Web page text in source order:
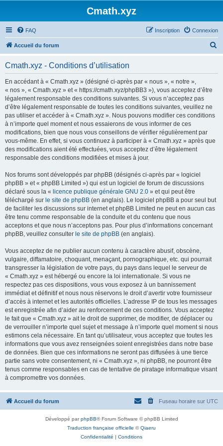
Cmath.xyz
FAQ Connexion
Inscription
Accueil du forum
Cmath.xyz - Conditions d’utilisation
En accédant à « Cmath.xyz » (désigné ci-après par « nous », « notre »,
« nos », « Cmath.xyz » et « https://cmath.xyz/phpBB3 »), vous acceptez d’être
légalement responsable des conditions suivantes. Si vous n’acceptez pas
d’être légalement responsable de toutes les conditions suivantes, veuillez ne
pas utiliser et accéder à « Cmath.xyz ». Nous pouvons modifier ces conditions
à n’importe quel moment et nous essaierons de vous informer de ces
modifications, bien que nous vous conseillons de vérifier régulièrement par
vous-même. En effet, si vous continuez à participer à « Cmath.xyz » après que
des modifications aient été effectuées, vous acceptez d’être légalement
responsable des conditions modifiées et mises à jour.
Nos forums sont développés par phpBB (désignés ci-après par « logiciel
phpBB » et « phpBB Limited ») qui est un logiciel de forum de discussions
déclaré sous la « licence publique générale GNU 2.0 » et qui peut être
téléchargé sur le site de phpBB (en anglais). Le logiciel phpBB a pour seul but
de faciliter les discussions sur internet et phpBB Limited ne peut en aucun cas
être tenu comme responsable de la conduite et du contenu que nous
acceptons et que nous n’acceptons pas. Pour plus d’informations concernant
phpBB, veuillez consulter le site de phpBB (en anglais).
Vous acceptez de ne publier aucun contenu à caractère abusif, obscène,
vulgaire, diffamatoire, choquant, menaçant, pornographique, etc. qui pourrait
transgresser la législation de votre pays, du pays dans lequel le serveur de
« Cmath.xyz » est hébergé ou encore la loi internationale. Si vous ne
respectez pas ces dispositions, vous vous exposez à un bannissement
immédiat et définitif et nous nous réservons le droit d’avertir votre fournisseur
d’accès à internet et les autorités officielles. L’adresse IP de tous les messages
est enregistrée afin d’aider au renforcement de ces conditions. Vous acceptez
le fait que « Cmath.xyz » ait le droit de supprimer, de modifier, de déplacer ou
de verrouiller n’importe quel sujet et message à n’importe quel moment si nous
estimons cela nécessaire. En tant qu’utilisateur, vous acceptez que toutes les
informations que vous avez renseignées soient enregistrées dans notre base
de données. Bien que ces informations ne seront pas diffusées à une tierce
partie sans votre consentement, ni « Cmath.xyz », ni phpBB, ne pourront être
tenus comme responsables en cas de tentative de piratage informatique visant
à compromettre vos données.
Accueil du forum Fuseau horaire sur UTC
Développé parphpBB® Forum Software © phpBB Limited
Traduction française officielle ©Qiaeru
Confidentialité | Conditions